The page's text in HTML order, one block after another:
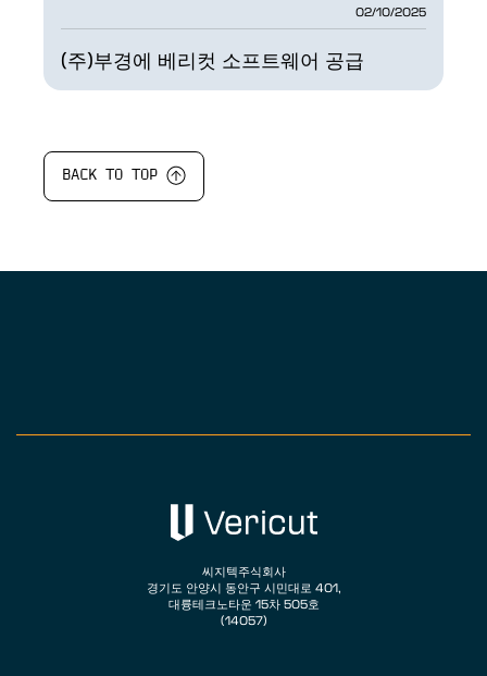
02/10/2025
(주)부경에 베리컷 소프트웨어 공급
BACK TO TOP
씨지텍주식회사
경기도 안양시 동안구 시민대로 401,
대륭테크노타운 15차 505호
(14057)